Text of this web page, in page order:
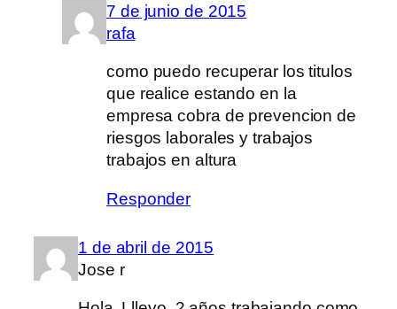
7 de junio de 2015
rafa
como puedo recuperar los titulos
que realice estando en la
empresa cobra de prevencion de
riesgos laborales y trabajos
trabajos en altura
Responder
1 de abril de 2015
Jose r